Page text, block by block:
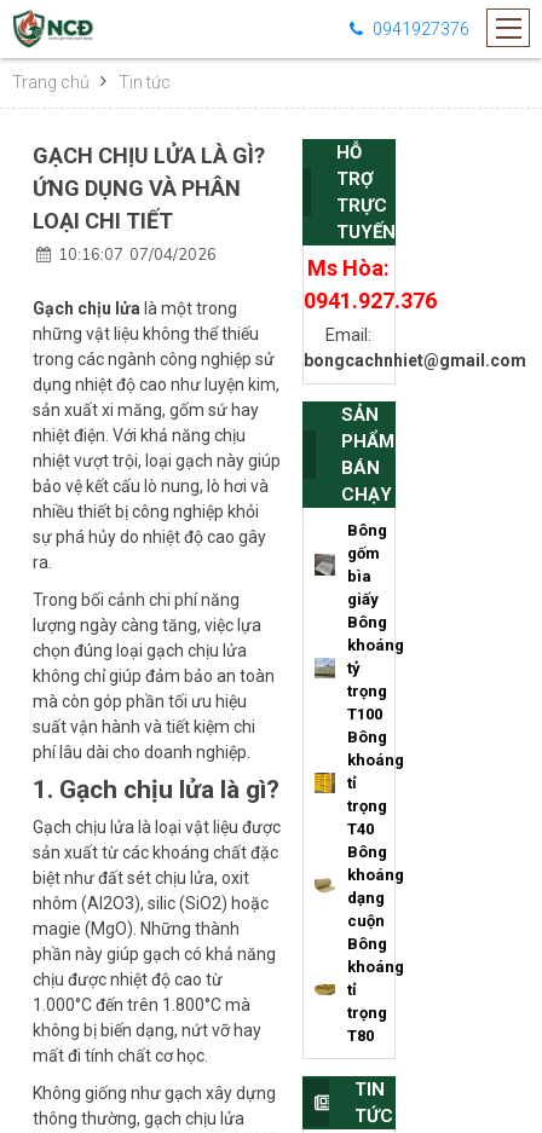
0941927376
Trang chủ Tin tức
GẠCH CHỊU LỬA LÀ GÌ?
ỨNG DỤNG VÀ PHÂN
LOẠI CHI TIẾT
10:16:07 07/04/2026
Gạch chịu lửa là một trong
những vật liệu không thể thiếu
trong các ngành công nghiệp sử
dụng nhiệt độ cao như luyện kim,
sản xuất xi măng, gốm sứ hay
nhiệt điện. Với khả năng chịu
nhiệt vượt trội, loại gạch này giúp
bảo vệ kết cấu lò nung, lò hơi và
nhiều thiết bị công nghiệp khỏi
sự phá hủy do nhiệt độ cao gây
ra.
Trong bối cảnh chi phí năng
lượng ngày càng tăng, việc lựa
chọn đúng loại gạch chịu lửa
không chỉ giúp đảm bảo an toàn
mà còn góp phần tối ưu hiệu
suất vận hành và tiết kiệm chi
phí lâu dài cho doanh nghiệp.
1. Gạch chịu lửa là gì?
Gạch chịu lửa là loại vật liệu được
sản xuất từ các khoáng chất đặc
biệt như đất sét chịu lửa, oxit
nhôm (Al2O3), silic (SiO2) hoặc
magie (MgO). Những thành
phần này giúp gạch có khả năng
chịu được nhiệt độ cao từ
1.000°C đến trên 1.800°C mà
không bị biến dạng, nứt vỡ hay
mất đi tính chất cơ học.
Không giống như gạch xây dựng
thông thường, gạch chịu lửa
HỖ
TRỢ
TRỰC
TUYẾN
Ms Hòa:
0941.927.376
Email:
bongcachnhiet@gmail.com
SẢN
PHẨM
BÁN
CHẠY
Bông
gốm
bìa
giấy
Bông
khoáng
tỷ
trọng
T100
Bông
khoáng
tỉ
trọng
T40
Bông
khoáng
dạng
cuộn
Bông
khoáng
tỉ
trọng
T80
TIN
TỨC